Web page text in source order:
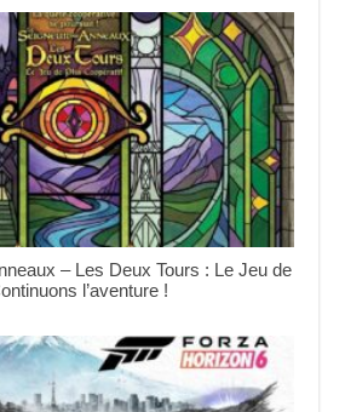
– Les Deux Tours : Le Jeu de
l’aventure !